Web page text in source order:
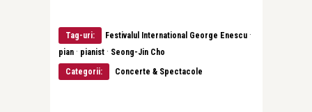
Tag-uri: Festivalul International George Enescu ·
pian · pianist · Seong-Jin Cho
Categorii:
Concerte & Spectacole